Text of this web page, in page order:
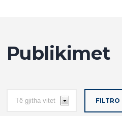
Publikimet
FILTRO